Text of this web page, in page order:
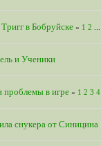
в Бобруйске « 1 2
и Ученики
в игре « 1 2 3 4
снукера от Синицина